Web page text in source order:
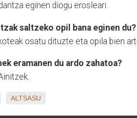
eginen diogu erosleari.
saltzeko opil bana eginen du?
osatu dituzte eta opila bien
eramanen du ardo zahatoa?
ALTSASU